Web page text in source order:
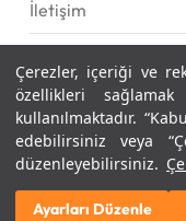
Çerezler, içeriği ve
özellikleri
kullanılmaktadır.
edebilirsiniz veya
düzenleyebilirsiniz.
Ayarları Düzenle
İletişim
© İbrahim Bodur Sosyal
Kişisel Verilerin
x- facebooklinkedin